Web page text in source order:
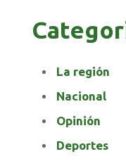
La región
Nacional
Opinión
Deportes